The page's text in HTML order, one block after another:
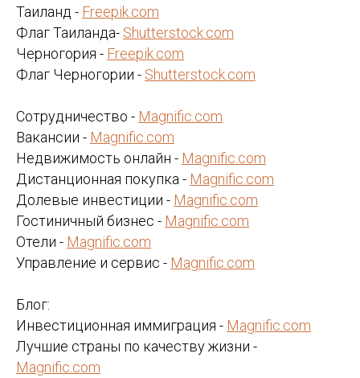
Таиланд - Freepik.com
Флаг Таиланда- Shutterstock.com
Черногория - Freepik.com
Флаг Черногории - Shutterstock.com
Сотрудничество - Magnific.com
Вакансии - Magnific.com
Недвижимость онлайн - Magnific.com
Дистанционная покупка - Magnific.com
Долевые инвестиции - Magnific.com
Гостиничный бизнес - Magnific.com
Отели - Magnific.com
Управление и сервис - Magnific.com
Блог:
Инвестиционная иммиграция - Magnific.com
Лучшие страны по качеству жизни -
Magnific.com